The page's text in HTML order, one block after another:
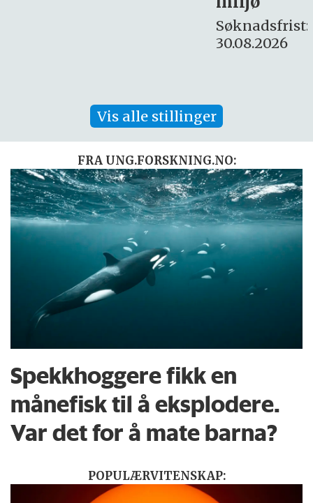
16. august.
Vis alle stillinger
FRA UNG.FORSKNING.NO:
Spekkhoggere fikk en
månefisk til å eksplodere.
Var det for å mate barna?
POPULÆRVITENSKAP: